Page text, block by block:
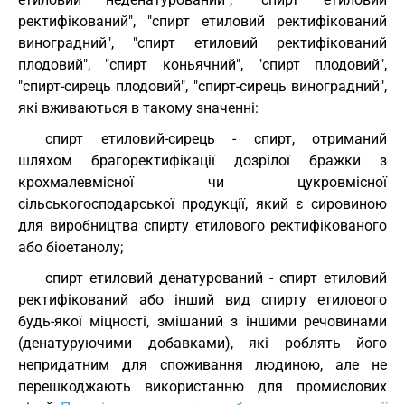
ректифікований", "спирт етиловий ректифікований
виноградний", "спирт етиловий ректифікований
плодовий", "спирт коньячний", "спирт плодовий",
"спирт-сирець плодовий", "спирт-сирець виноградний",
які вживаються в такому значенні:
спирт етиловий-сирець - спирт, отриманий
шляхом брагоректифікації дозрілої бражки з
крохмалевмісної чи цукровмісної
сільськогосподарської продукції, який є сировиною
для виробництва спирту етилового ректифікованого
або біоетанолу;
спирт етиловий денатурований - спирт етиловий
ректифікований або інший вид спирту етилового
будь-якої міцності, змішаний з іншими речовинами
(денатуруючими добавками), які роблять його
непридатним для споживання людиною, але не
перешкоджають використанню для промислових